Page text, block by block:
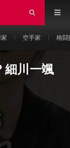
空手家 格闘
細川一颯